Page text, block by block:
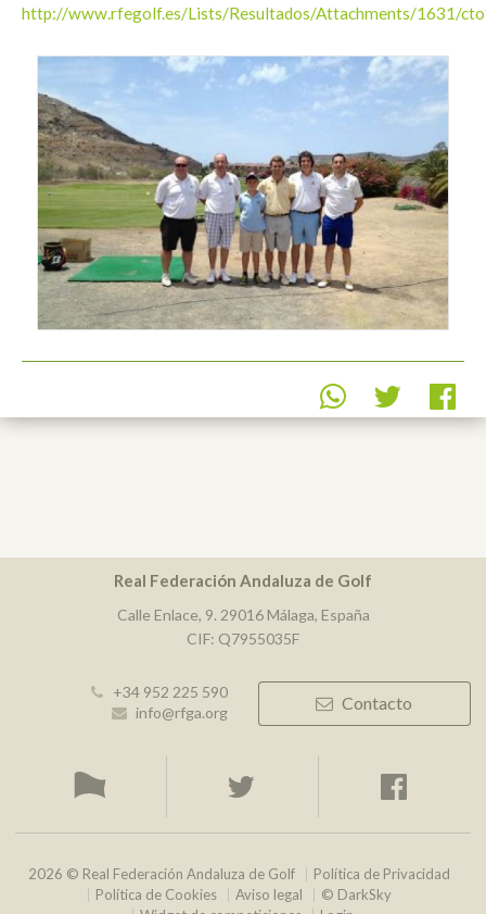
http://www.rfegolf.es/Lists/Resultados/Attachments/1631/
Real Federación Andaluza de Golf
Calle Enlace, 9. 29016 Málaga, España
CIF: Q7955035F
+34 952 225 590
info@rfga.org
Contacto
2026 © Real Federación Andaluza de Golf
Política de Privacidad
Política de Cookies
Aviso legal
© DarkSky